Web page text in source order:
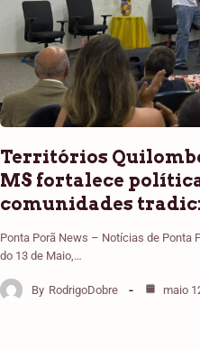
Territórios
MS fortalece
comunidades
Ponta Porã News – Notícias de Ponta
do 13 de Maio,…
By RodrigoDobre maio